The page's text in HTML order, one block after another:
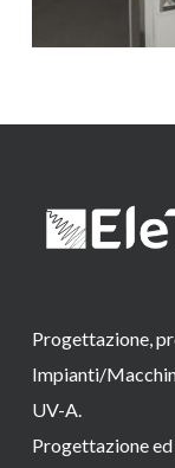
Progettazione,
Impianti/
UV-A.
Progettazione